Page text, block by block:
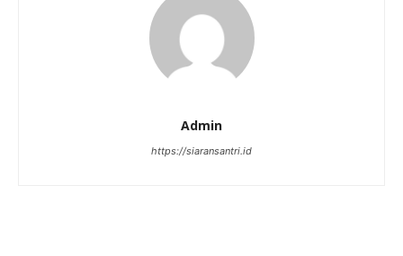
Admin
https://siaransantri.id